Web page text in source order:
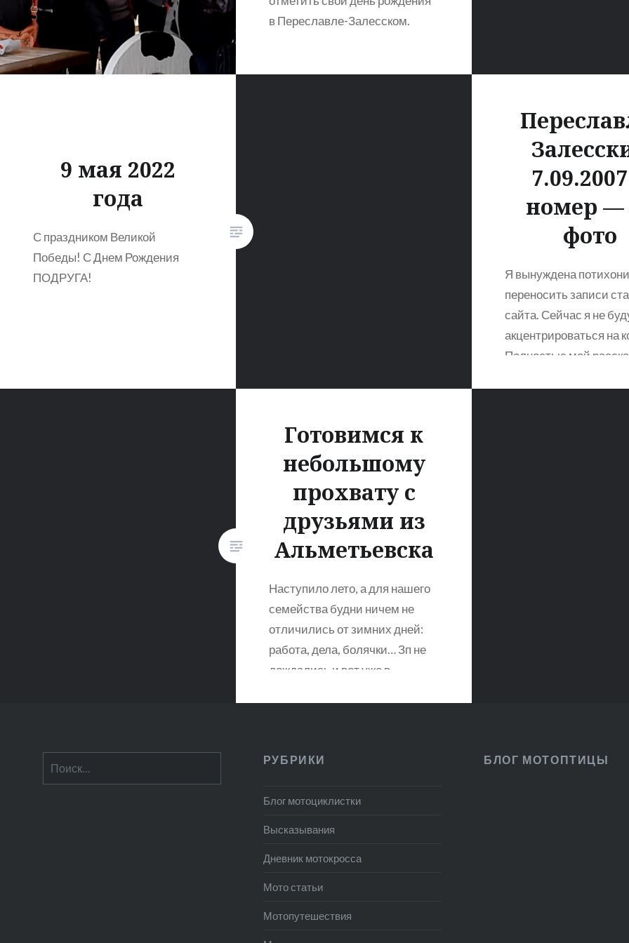
в Переславле-Залесском.
9 мая 2022
года
С праздником Великой
Победы! С Днем Рождения
ПОДРУГА!
номер —
фото
Я вынуждена
переносить записи
сайта. Сейчас я не
акцентрироваться на
Полностью мой
Готовимся к
небольшому
прохвату с
друзьями из
Альметьевска
Наступило лето, а для нашего
семейства будни ничем не
отличились от зимних дней:
работа, дела, болячки… Зп не
дождались и вот уже в
неделю не выхожу, а…
ЧИТАТЬ ДАЛЕЕ
РУБРИКИ
Блог мотоциклистки
Высказывания
Дневник мотокросса
Мото статьи
Мотопутешествия
БЛОГ МОТОПТИЦЫ